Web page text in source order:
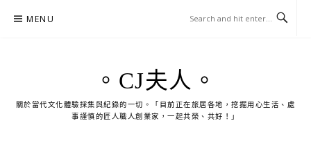
MENU
。CJ夫人。
關於當代文化體驗採集與紀錄的一切。「目前正在旅居各地，挖掘用心生活、處
事謹慎的匠人職人創業家，一起共榮、共好！」